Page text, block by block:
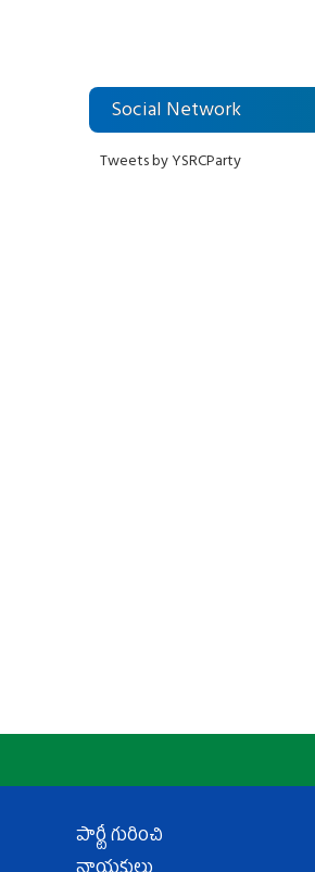
Social Network
Tweets by YSRCParty
పార్టీ గురించి